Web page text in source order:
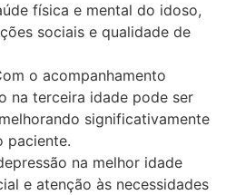
física e mental do idoso,
sociais e qualidade de
o acompanhamento
na terceira idade pode ser
significativamente
paciente.
na melhor idade
e atenção às necessidades